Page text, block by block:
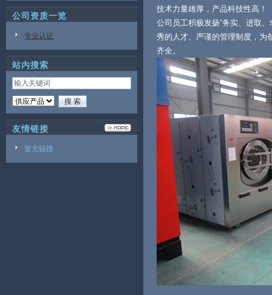
公司资质一览
专业认证
站内搜索
友情链接
暂无链接
技术力量雄厚，产品科技性高！
公司员工积极发扬“务实、进取
秀的人才、严谨的管理制度，为
齐全。